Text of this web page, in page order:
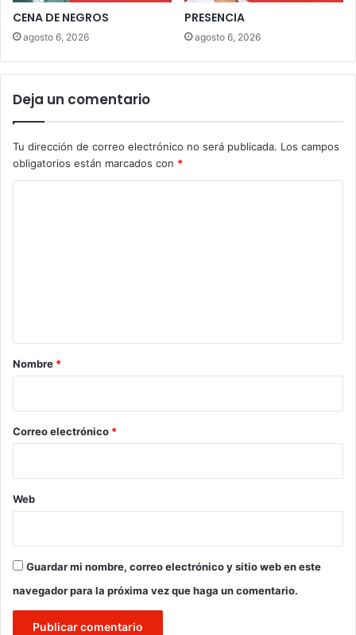
CENA DE NEGROS
agosto 6, 2026
PRESENCIA
agosto 6, 2026
Deja un comentario
Tu dirección de correo electrónico no será publicada. Los campos
obligatorios están marcados con *
r
*
Nombre *
Correo electrónico *
Web
Guardar mi nombre, correo electrónico y sitio web en este
navegador para la próxima vez que haga un comentario.